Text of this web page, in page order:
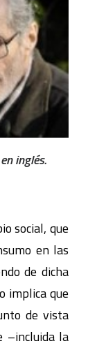
inglés.
social, que
en las
de dicha
implica que
de vista
–incluida la